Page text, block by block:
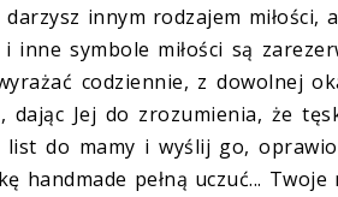
innym rodzajem miłości,
inne symbole miłości są
codziennie, z dowolnej
dając Jej do zrozumienia, że
list do mamy i wyślij go,
pełną uczuć... Twoje